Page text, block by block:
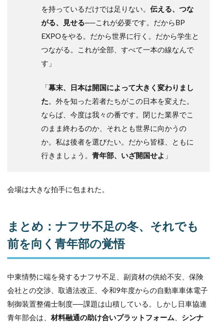
を持っているだけでは足りない。 伝える、つな
がる、見せる──これが必要です。だからBP
EXPOをやる。だから世界に行く。だから学生と
つながる。これが全部、すべて一本の線なんで
す」
「幕末、日本は開国によって大きく変わりまし
た。外を知った若者たちがこの日本を変えた。
ならば、今度は我々の番です。閉じた業界でこ
のまま終わるのか、それとも世界に向かうの
か。私は後者を選びたい。だから皆様、ともに
行きましょう。 青年部、いざ開国せよ 」
会場は大きな拍手に包まれた。
まとめ：ナフサ不足の冬、それでも
前を向く青年部の覚悟
中東情勢に端を発するナフサ不足、副資材の供給不安、保険
会社との交渉、取適法改正、令和9年度からの自動車車体電子
制御装置整備士制度──課題は山積している。しかし日車協連
青年部会は、材料融通の助け合いプラットフォーム
シンナ